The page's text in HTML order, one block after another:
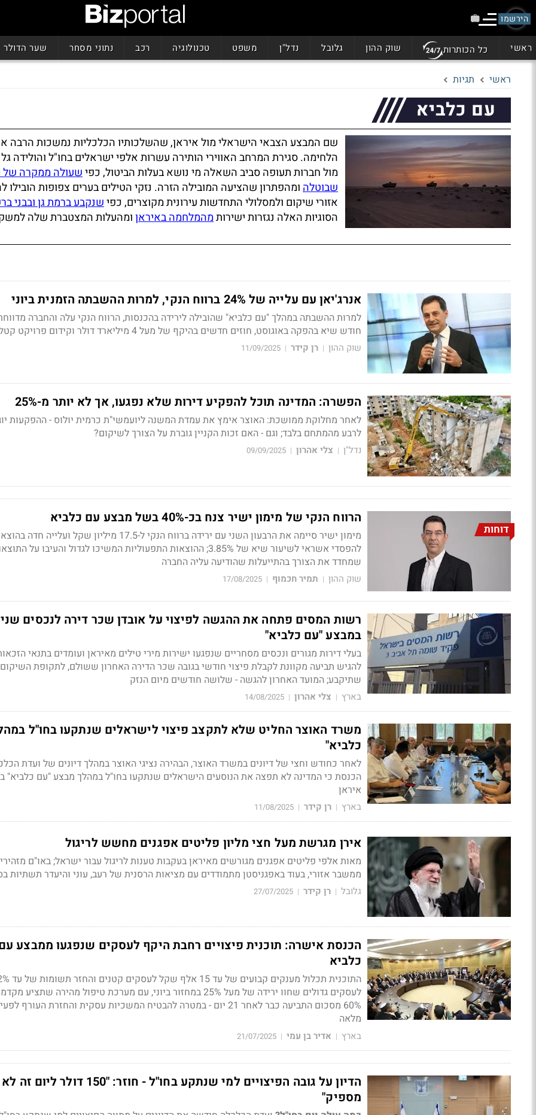
הירשמו
ראשי כל הכותרות שוק ההון גלובל נדל"ן משפט טכנולוגיה רכב נתוני מסחר שער הדולר
ראשי תגיות
עם כלביא
שם המבצע הצבאי הישראלי מול איראן, שהשלכותיו הכלכליות נמשכות הרבה
הלחימה. סגירת המרחב האווירי הותירה עשרות אלפי ישראלים בחו"ל והולידה
מול חברות תעופה סביב השאלה מי נושא בעלות הביטול, כפישעולה ממקרה של
שבוטלהומהפתרון שהציעה המובילה הזרה. נזקי הטילים בערים צפופות הובילו
אזורי שיקום ולמסלולי התחדשות עירונית מקוצרים, כפישנקבע ברמת גן ובבני
הסוגיות האלה נגזרות ישירותמהמלחמה באיראןומהעלות המצטברת שלה
אנרג'יאן עם עלייה של 24% ברווח הנקי, למרות ההשבתה הזמנית ביוני
למרות ההשבתה במהלך "עם כלביא" שהובילה לירידה בהכנסות, הרווח הנקי עלה והחברה
חודש שיא בהפקה באוגוסט, חוזים חדשים בהיקף של מעל 4 מיליארד דולר וקידום פרויקט קטלן
שוק ההון | רן קידר |
11/09/2025
הפשרה: המדינה תוכל להפקיע דירות שלא נפגעו, אך לא יותר מ-25%
לאחר מחלוקת ממושכת: האוצר אימץ את עמדת המשנה ליועמשי"ת כרמית יולוס - ההפקעות
לרבע מהמתחם בלבד; וגם - האם זכות הקניין גוברת על הצורך לשיקום?
נדל"ן | צלי אהרון |
09/09/2025
דוחות
הרווח הנקי של מימון ישיר צנח בכ-40% בשל מבצע עם כלביא
מימון ישיר סיימה את הרבעון השני עם ירידה ברווח הנקי ל-17.5 מיליון שקל ועלייה חדה
להפסדי אשראי לשיעור שיא של 3.85%; ההוצאות התפעוליות המשיכו לגדול והעיבו על
שמחדד את הצורך בהתייעלות שהודיעה עליה החברה
שוק ההון | תמיר חכמוף |
17/08/2025
רשות המסים פתחה את ההגשה לפיצוי על אובדן שכר דירה לנכסים
במבצע "עם כלביא"
בעלי דירות מגורים ונכסים מסחריים שנפגעו ישירות מירי טילים מאיראן ועומדים בתנאי
להגיש תביעה מקוונת לקבלת פיצוי חודשי בגובה שכר הדירה האחרון ששולם, לתקופת השיקום
שתיקבע; המועד האחרון להגשה - שלושה חודשים מיום הנזק
בארץ | צלי אהרון |
14/08/2025
משרד האוצר החליט שלא לתקצב פיצוי לישראלים שנתקעו בחו"ל
כלביא"
לאחר כחודש וחצי של דיונים במשרד האוצר, הבהירה נציגי האוצר במהלך דיונים של ועדת
הכנסת כי המדינה לא תפצה את הנוסעים הישראלים שנתקעו בחו"ל במהלך מבצע "עם כלביא"
איראן
בארץ | רן קידר |
11/08/2025
אירן מגרשת מעל חצי מליון פליטים אפגנים מחשש לריגול
מאות אלפי פליטים אפגנים מגורשים מאיראן בעקבות טענות לריגול עבור ישראל; באו"ם
ממשבר אזורי, בעוד באפגניסטן מתמודדים עם מציאות הרסנית של רעב, עוני והיעדר תשתיות
גלובל | רן קידר |
27/07/2025
הכנסת אישרה: תוכנית פיצויים רחבת היקף לעסקים שנפגעו ממבצע
כלביא
התוכנית תכלול מענקים קבועים
לעסקים גדולים שחוו ירידה של מעל 25% במחזור ביוני, עם מערכת טיפול מהירה
60% מסכום התביעה כבר לאחר 21 יום - במטרה להבטיח המשכיות עסקית והחזרת העורף
מלאה
בארץ | אדיר בן עמי |
21/07/2025
הדיון על גובה הפיצויים למי שנתקע בחו"ל - חוזר: "150 דולר ליום זה לא
מספיק"